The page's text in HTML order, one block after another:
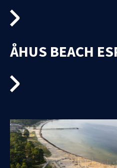
ÅHUS BEACH